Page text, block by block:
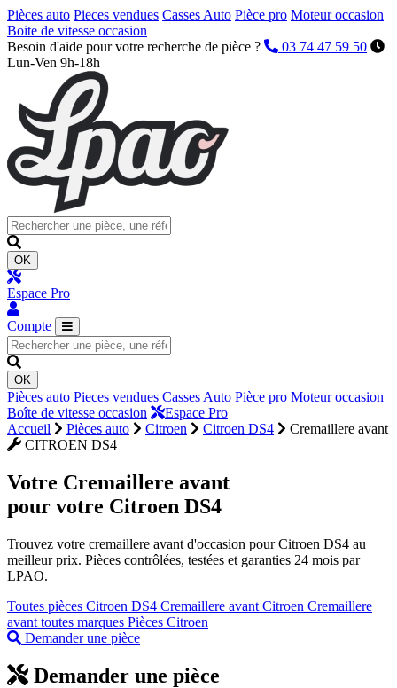
Pièces auto Pieces vendues Casses Auto Pièce pro Moteur occasion
Boite de vitesse occasion
Besoin d'aide pour votre recherche de pièce ?
03 74 47 59 50
Lun-Ven 9h-18h
OK
Espace Pro
Compte
OK
Pièces auto Pieces vendues Casses Auto Pièce pro Moteur occasion
Boîte de vitesse occasion
Espace Pro
Accueil
Pièces auto Citroen Citroen DS4
Cremaillere avant
CITROEN DS4
Votre Cremaillere avant
pour votre Citroen DS4
Trouvez votre cremaillere avant d'occasion pour Citroen DS4 au
meilleur prix. Pièces contrôlées, testées et garanties 24 mois par
LPAO.
Toutes pièces Citroen DS4 Cremaillere avant Citroen Cremaillere
avant toutes marques Pièces Citroen
Demander une pièce
Demander une pièce